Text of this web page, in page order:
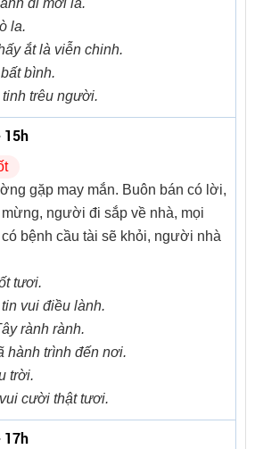
đi mới là.
la.
ắt là viễn chinh.
bình.
trêu người.
15h
gặp may mắn. Buôn bán có lời,
người đi sắp về nhà, mọi
bệnh cầu tài sẽ khỏi, người nhà
tươi.
vui điều lành.
rành rành.
hành trình đến nơi.
trời.
cười thật tươi.
17h